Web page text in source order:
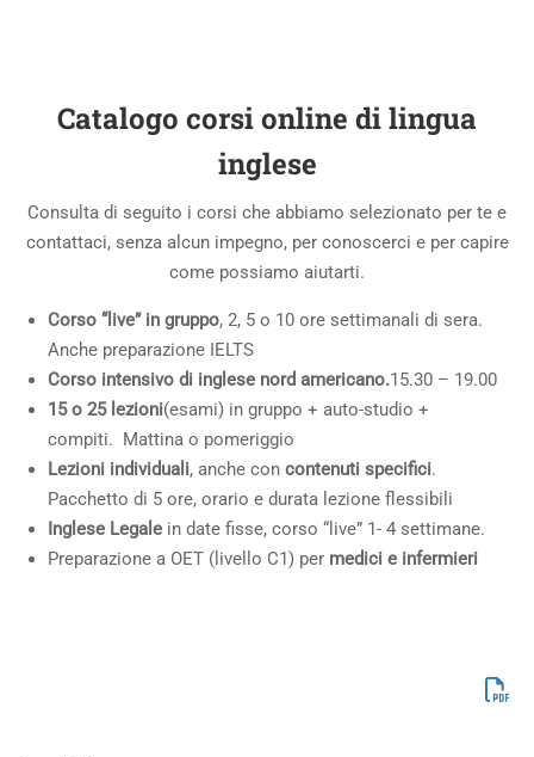
Catalogo corsi online di lingua
inglese
Consulta di seguito i corsi che abbiamo selezionato per te e
contattaci, senza alcun impegno, per conoscerci e per capire
come possiamo aiutarti.
Corso “live” in gruppo, 2, 5 o 10 ore settimanali di sera.
Anche preparazione IELTS
Corso intensivo di inglese nord americano.15.30 – 19.00
15 o 25 lezioni(esami) in gruppo + auto-studio +
compiti. Mattina o pomeriggio
Lezioni individuali, anche con contenuti specifici.
Pacchetto di 5 ore, orario e durata lezione flessibili
Inglese Legale in date fisse, corso “live” 1- 4 settimane.
Preparazione a OET (livello C1) per medici e infermieri